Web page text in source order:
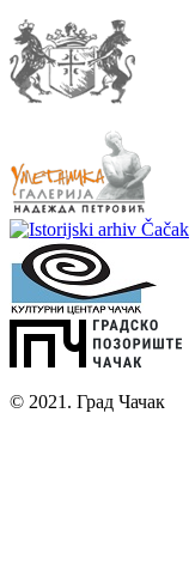
© 2021. Град Чачак